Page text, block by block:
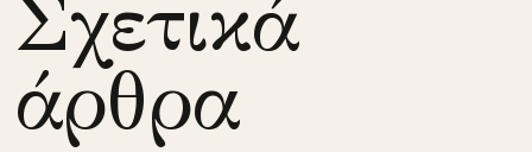
Σχετικά
άρθρα